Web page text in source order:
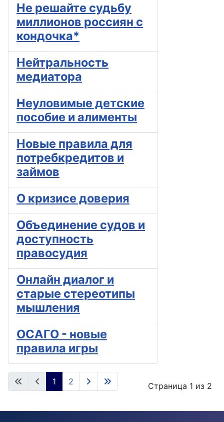
Не решайте судьбу
миллионов россиян с
кондочка*
Нейтральность
медиатора
Неуловимые детские
пособие и алименты
Новые правила для
потребкредитов и
займов
О кризисе доверия
Объединение судов и
доступность
правосудия
Онлайн диалог и
старые стереотипы
мышления
ОСАГО - новые
правила игры
Страница 1 из 2
1 2